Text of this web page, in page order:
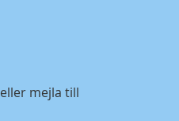
eller mejla till